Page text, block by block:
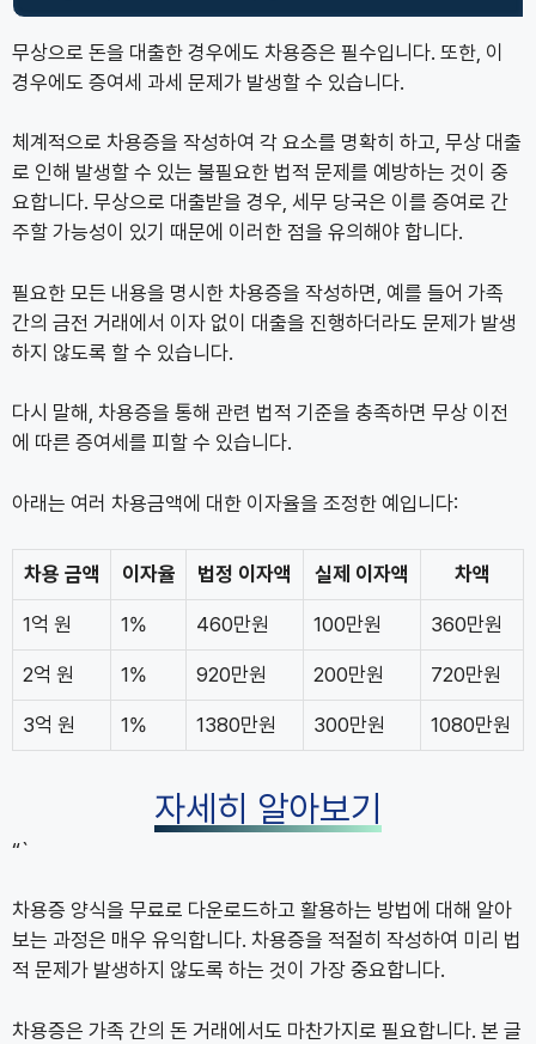
무상으로 돈을 대출한 경우에도 차용증은 필수입니다. 또한, 이
경우에도 증여세 과세 문제가 발생할 수 있습니다.
체계적으로 차용증을 작성하여 각 요소를 명확히 하고, 무상 대출
로 인해 발생할 수 있는 불필요한 법적 문제를 예방하는 것이 중
요합니다. 무상으로 대출받을 경우, 세무 당국은 이를 증여로 간
주할 가능성이 있기 때문에 이러한 점을 유의해야 합니다.
필요한 모든 내용을 명시한 차용증을 작성하면, 예를 들어 가족
간의 금전 거래에서 이자 없이 대출을 진행하더라도 문제가 발생
하지 않도록 할 수 있습니다.
다시 말해, 차용증을 통해 관련 법적 기준을 충족하면 무상 이전
에 따른 증여세를 피할 수 있습니다.
아래는 여러 차용금액에 대한 이자율을 조정한 예입니다:
차용 금액 이자율 법정 이자액 실제 이자액 차액
1억 원 1% 460만원 100만원 360만원
2억 원 1% 920만원 200만원 720만원
3억 원 1% 1380만원 300만원 1080만원
자세히 알아보기
“`
차용증 양식을 무료로 다운로드하고 활용하는 방법에 대해 알아
보는 과정은 매우 유익합니다. 차용증을 적절히 작성하여 미리 법
적 문제가 발생하지 않도록 하는 것이 가장 중요합니다.
차용증은 가족 간의 돈 거래에서도 마찬가지로 필요합니다. 본 글